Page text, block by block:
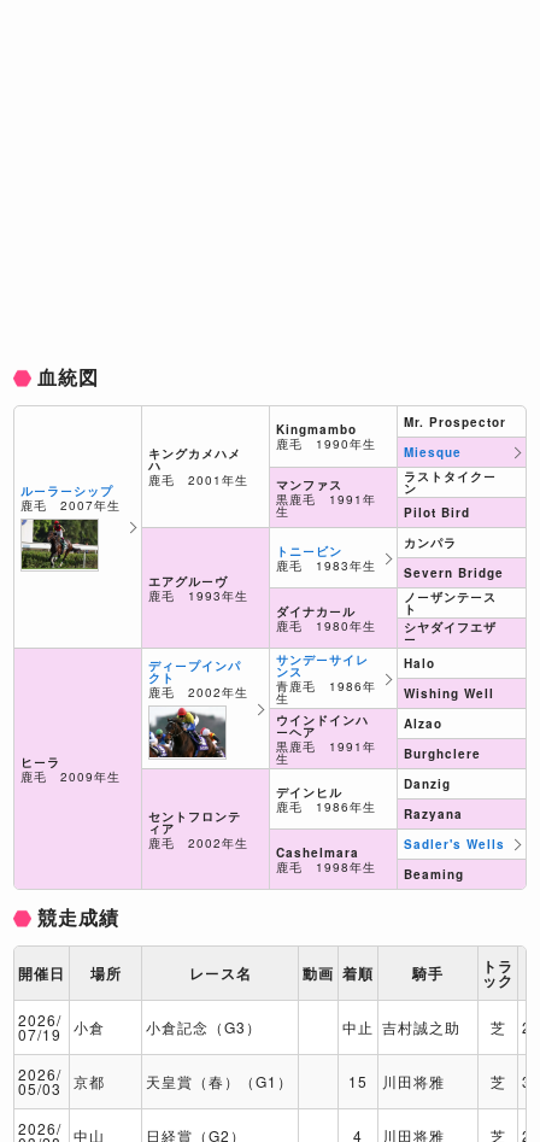
血統図
ルーラーシップ
鹿毛 2007年生
ヒーラ
鹿毛 2009年生
キングカメハメ
ハ
鹿毛 2001年生
エアグルーヴ
鹿毛 1993年生
ディープインパ
クト
鹿毛 2002年生
セントフロンテ
ィア
鹿毛 2002年生
Kingmambo
鹿毛 1990年生
マンファス
黒鹿毛 1991年
生
トニービン
鹿毛 1983年生
ダイナカール
鹿毛 1980年生
サンデーサイレ
ンス
青鹿毛 1986年
生
ウインドインハ
ーヘア
黒鹿毛 1991年
生
デインヒル
鹿毛 1986年生
Cashelmara
鹿毛 1998年生
Mr. Prospector
Miesque
ラストタイクー
ン
Pilot Bird
カンパラ
Severn Bridge
ノーザンテース
ト
シヤダイフエザ
ー
Halo
Wishing Well
Alzao
Burghclere
Danzig
Razyana
Sadler's Wells
Beaming
競走成績
開催日 場所 レース名 動画 着順 騎手 トラ
ック
2026/
07/19 小倉 小倉記念（G3） 中止 吉村誠之助 芝
2026/
05/03 京都 天皇賞（春）（G1） 15 川田将雅 芝
2026/ 中山 日経賞（G2） 4 川田将雅 芝